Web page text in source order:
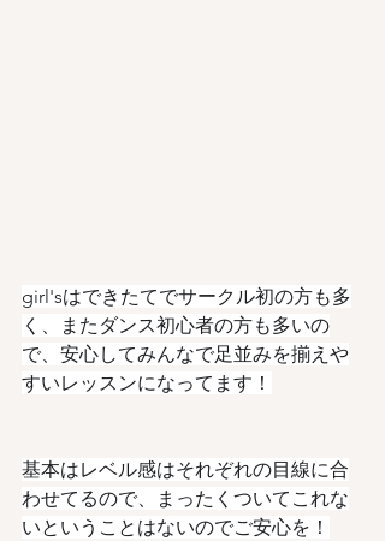
girl'sはできたてでサークル初の方も多
く、またダンス初心者の方も多いの
で、安心してみんなで足並みを揃えや
すいレッスンになってます！
基本はレベル感はそれぞれの目線に合
わせてるので、まったくついてこれな
いということはないのでご安心を！